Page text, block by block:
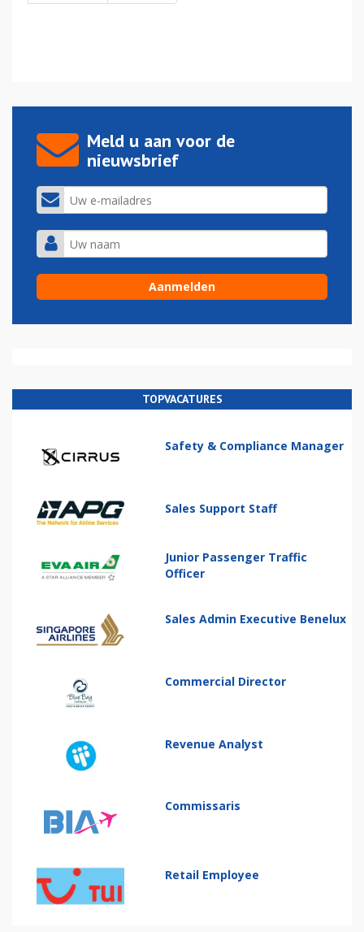
Meld u aan voor de
nieuwsbrief
TOPVACATURES
Safety & Compliance Manager
Sales Support Staff
Junior Passenger Traffic
Officer
Sales Admin Executive Benelux
Commercial Director
Revenue Analyst
Commissaris
Retail Employee